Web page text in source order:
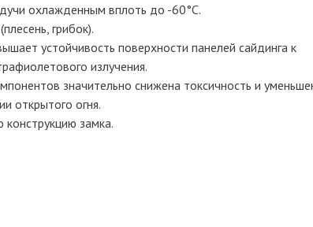
охлажденным вплоть до -60°С.
грибок).
устойчивость поверхности панелей сайдинга к
излучения.
значительно снижена токсичность и
открытого огня.
замка.